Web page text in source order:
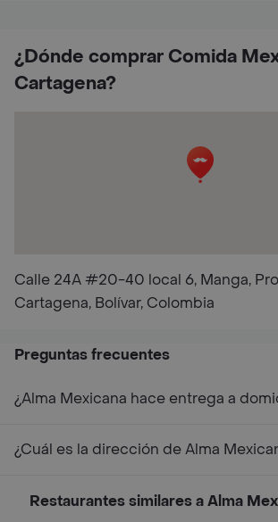
¿Dónde comprar Comida
Cartagena?
Calle 24A #20-40 local 6, Manga,
Cartagena, Bolívar, Colombia
Preguntas frecuentes
¿Alma Mexicana hace entrega a
¿Cuál es la dirección de Alma
Restaurantes similares a Alma